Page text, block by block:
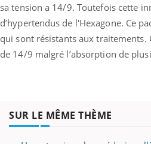
sa tension a 14/9. Toutefois cette
d’hypertendus de l'Hexagone. Ce
qui sont résistants aux
de 14/9 malgré l’absorption de
SUR LE MÊME THÈME